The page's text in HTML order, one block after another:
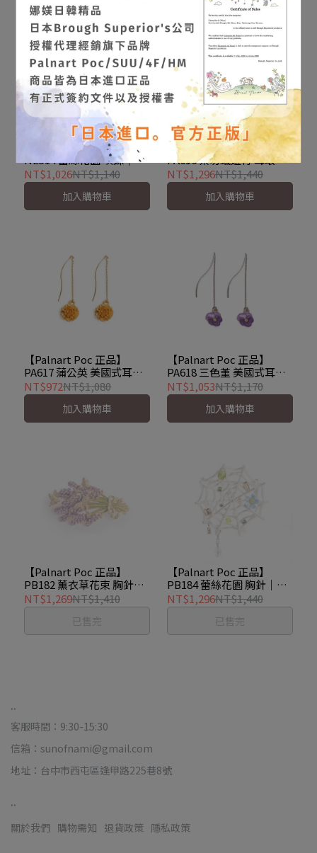
【Palnart Poc 正品】
NE514 蕾絲花園 項鍊｜日
本製 蜘蛛網 雨後露珠 忘我
草 Dewlace
NT$1,026NT$1,140
加入購物車
【Palnart Poc 正品】
PA616 葉切蟻遊行 耳環｜
日本製 左右不對稱 螞蟻 森
林系 Leaf's parade
NT$1,296NT$1,440
加入購物車
【Palnart Poc 正品】
PA617 蒲公英 美國式耳環
｜日本製 穿鏈式長耳環 優
雅花語 Petit dandelion
NT$972NT$1,080
加入購物車
【Palnart Poc 正品】
PA618 三色堇 美國式耳環
｜日本製 穿鏈式長耳環 優
雅花語 Viola
NT$1,053NT$1,170
加入購物車
【Palnart Poc 正品】
PB182 薰衣草花束 胸針｜
日本製 優雅花語 霧面金蝴
蝶 Lavender bouquet
NT$1,269NT$1,410
已售完
【Palnart Poc 正品】
PB184 蕾絲花園 胸針｜日
本製 蜘蛛網 雨後露珠 忘我
草 Dewlace
NT$1,296NT$1,440
已售完
..
客服時間：9:30-15:30
信箱：sunofnami@gmail.com
地址：台中市西屯區逢甲路225巷8號
..
關於我們 購物需知 退貨政策 隱私政策